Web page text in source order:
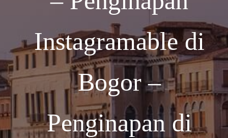
Instagramable di
Bogor –
Penginapan di